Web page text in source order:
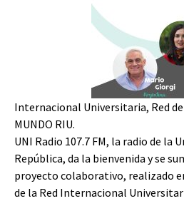
Internacional Universitaria, Red
MUNDO RIU.
UNI Radio 107.7 FM, la radio de la
República, da la bienvenida y se
proyecto colaborativo, realizado
de la Red Internacional